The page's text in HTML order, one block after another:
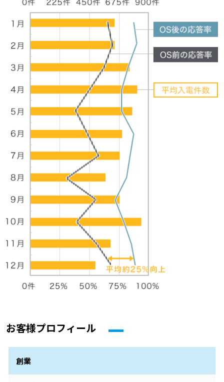
お客様プロフィール
創業